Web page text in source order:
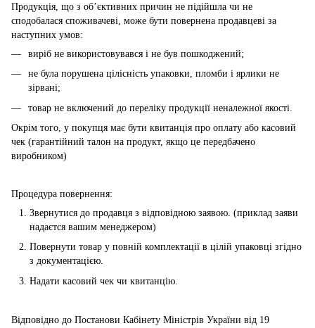
Продукція, що з об’єктивних причин не підійшла чи не
сподобалася споживачеві, може бути повернена продавцеві за
наступних умов:
виріб не використовувався і не був пошкоджений;
не була порушена цілісність упаковки, пломби і ярлики не
зірвані;
товар не включений до переліку продукції неналежної якості.
Окрім того, у покупця має бути квитанція про оплату або касовий
чек (гарантійний талон на продукт, якщо це передбачено
виробником)
Процедура повернення:
Звернутися до продавця з відповідною заявою. (приклад заяви
надаєтся вашим менеджером)
Повернути товар у повній комплектації в цілій упаковці згідно
з документацією.
Надати касовий чек чи квитанцію.
Відповідно до Постанови Кабінету Міністрів України від 19